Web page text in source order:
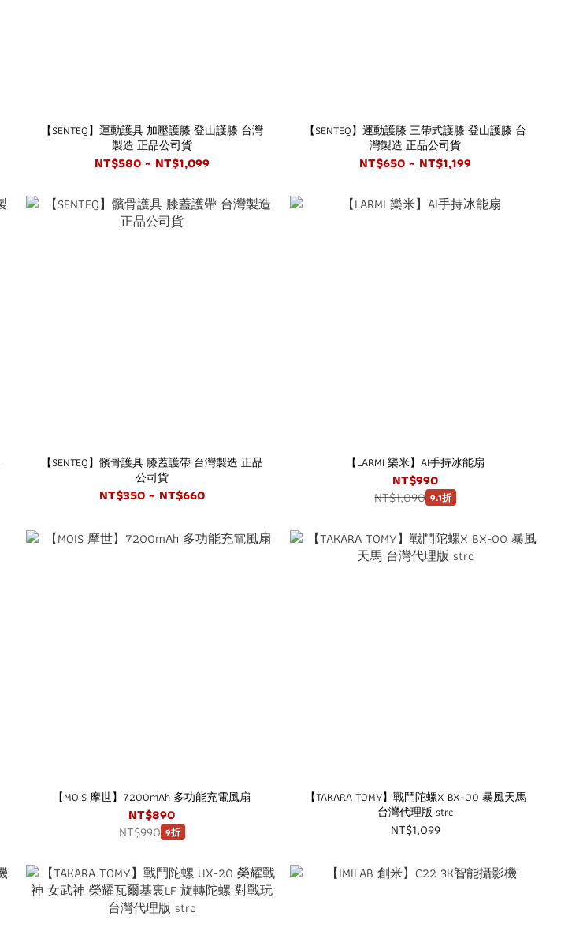
【SENTEQ】運動護具 加壓護膝 登山護膝 台灣
製造 正品公司貨
NT$580 ~ NT$1,099
【SENTEQ】運動護膝 三帶式護膝 登山護膝 台
灣製造 正品公司貨
NT$650 ~ NT$1,199
【SENTEQ】髕骨護具 膝蓋護帶 台灣製造 正品
公司貨
NT$350 ~ NT$660
【LARMI 樂米】AI手持冰能扇
NT$990
NT$1,090 9.1折
【MOIS 摩世】7200mAh 多功能充電風扇
NT$890
NT$990 9折
【TAKARA TOMY】戰鬥陀螺X BX-00 暴風天馬
台灣代理版 strc
NT$1,099